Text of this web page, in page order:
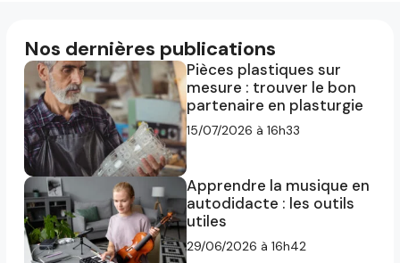
Nos dernières publications
Pièces plastiques sur
mesure : trouver le bon
partenaire en plasturgie
15/07/2026 à 16h33
Apprendre la musique en
autodidacte : les outils
utiles
29/06/2026 à 16h42